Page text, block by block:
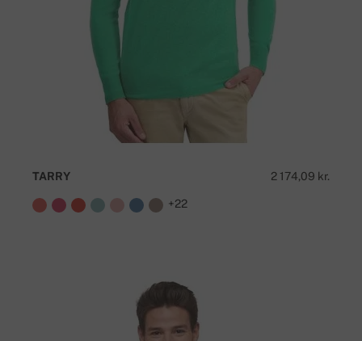
2 174,09 kr.
TARRY
+22